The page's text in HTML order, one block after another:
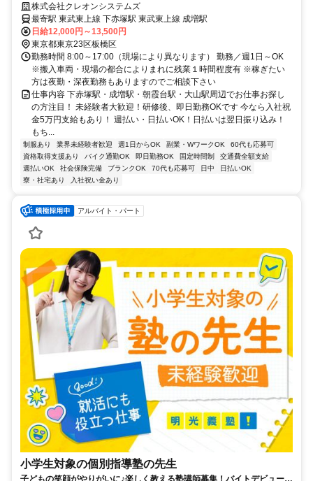
／直行直帰／経験者・未経験歓迎
株式会社クレオンシステムズ
最寄駅 東武東上線 下赤塚駅 東武東上線 成増駅
日給12,000円～13,500円
東京都東京23区板橋区
勤務時間 8:00～17:00（現場により異なります） 勤務／週1日～OK
※搬入車両・現場の都合によりまれに残業１時間程度有 ※稼ぎたい
方は夜勤・深夜勤務もありますのでご相談下さい
仕事内容 下赤塚駅・成増駅・朝霞台駅・大山駅周辺でお仕事お探し
の方注目！ 未経験者大歓迎！研修後、即日勤務OKです 今なら入社祝
金5万円支給もあり！ 週払い・日払いOK！日払いは翌日振り込み！
もち...
制服あり 業界未経験者歓迎 週1日からOK 副業・WワークOK
60代も応募可
資格取得支援あり
バイク通勤OK 即日勤務OK 固定時間制
交通費全額支給
週払いOK
社会保険完備 ブランクOK 70代も応募可 日中
日払いOK
寮・社宅あり
入社祝い金あり
アルバイト・パート
小学生対象の個別指導塾の先生